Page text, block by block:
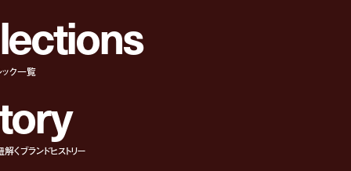
ections
ック一覧
ory
くブランドヒストリー